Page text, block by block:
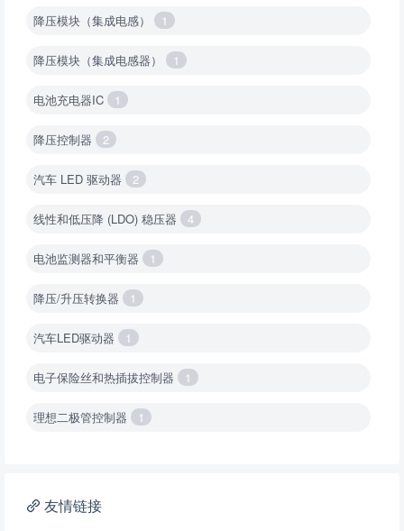
降压模块（集成电感） 1
降压模块（集成电感器） 1
电池充电器IC 1
降压控制器 2
汽车 LED 驱动器 2
线性和低压降 (LDO) 稳压器 4
电池监测器和平衡器 1
降压/升压转换器 1
汽车LED驱动器 1
电子保险丝和热插拔控制器 1
理想二极管控制器 1
降压转换器（继承开关）
友情链接